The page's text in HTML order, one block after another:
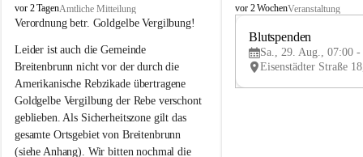
B
r
i
t
e
n
b
r
u
vor 2 TagenAmtliche Mitteilung
Verordnung betr. Goldgelbe Vergilbung!
Leider ist auch die Gemeinde
Breitenbrunn nicht vor der durch die
Amerikanische Rebzikade übertragene
Goldgelbe Vergilbung der Rebe verschont
geblieben. Als Sicherheitszone gilt das
gesamte Ortsgebiet von Breitenbrunn
(siehe Anhang). Wir bitten nochmal die
B
e
vor 2 WochenVeranstaltung
Blutspenden
Sa., 29. Aug., 07:00 -